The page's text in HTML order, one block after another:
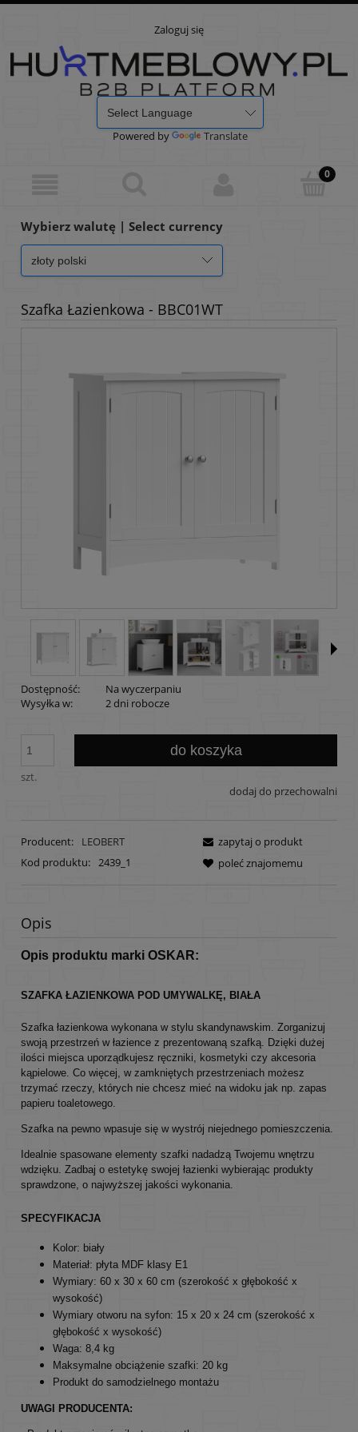
Zaloguj się
Powered by Translate
Wybierz walutę | Select currency
Szafka Łazienkowa - BBC01WT
Dostępność:
Na wyczerpaniu
Wysyłka w:
2 dni robocze
szt.
do koszyka
dodaj do przechowalni
Producent:
LEOBERT
Kod produktu: 2439_1
zapytaj o produkt
poleć znajomemu
Opis
Opis produktu marki OSKAR:
SZAFKA ŁAZIENKOWA POD UMYWALKĘ, BIAŁA
Szafka łazienkowa wykonana w stylu skandynawskim. Zorganizuj
swoją przestrzeń w łazience z prezentowaną szafką. Dzięki dużej
ilości miejsca uporządkujesz ręczniki, kosmetyki czy akcesoria
kąpielowe. Co więcej, w zamkniętych przestrzeniach możesz
trzymać rzeczy, których nie chcesz mieć na widoku jak np. zapas
papieru toaletowego.
Szafka na pewno wpasuje się w wystrój niejednego pomieszczenia.
Idealnie spasowane elementy szafki nadadzą Twojemu wnętrzu
wdzięku. Zadbaj o estetykę swojej łazienki wybierając produkty
sprawdzone, o najwyższej jakości wykonania.
SPECYFIKACJA
Kolor: biały
Materiał: płyta MDF klasy E1
Wymiary: 60 x 30 x 60 cm (szerokość x głębokość x
wysokość)
Wymiary otworu na syfon: 15 x 20 x 24 cm (szerokość x
głębokość x wysokość)
Waga: 8,4 kg
Maksymalne obciążenie szafki: 20 kg
Produkt do samodzielnego montażu
UWAGI PRODUCENTA: